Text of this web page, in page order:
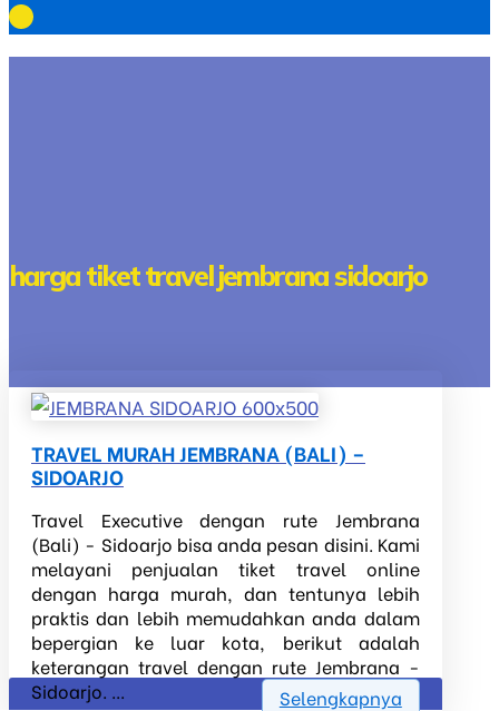
harga tiket travel jembrana sidoarjo
TRAVEL MURAH JEMBRANA (BALI) –
SIDOARJO
Travel Executive dengan rute Jembrana
(Bali) - Sidoarjo bisa anda pesan disini. Kami
melayani penjualan tiket travel online
dengan harga murah, dan tentunya lebih
praktis dan lebih memudahkan anda dalam
bepergian ke luar kota, berikut adalah
keterangan travel dengan rute Jembrana -
Sidoarjo. ...
Selengkapnya